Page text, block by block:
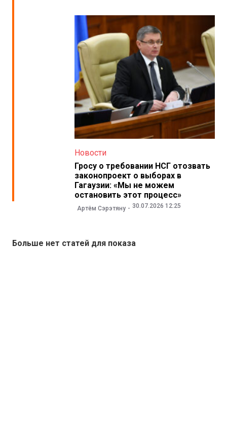
Новости
Гросу о требовании НСГ отозвать
законопроект о выборах в
Гагаузии: «Мы не можем
остановить этот процесс»
Артём Сэрэтяну 30.07.2026 12:25
Больше нет статей для показа